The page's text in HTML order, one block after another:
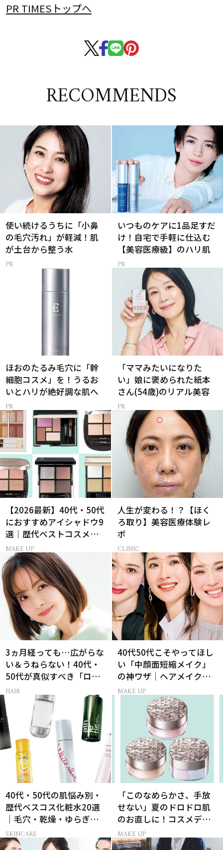
PR TIMESトップへ
RECOMMENDS
使い続けるうちに「小鼻
の毛穴汚れ」が軽減！肌
が土台から整う水
いつものケアに1品足すだ
け！自宅で手軽に仕込む
【美容医療級】のハリ肌
ほおのたるみ毛穴に「幹
細胞コスメ」を！うるお
いとハリが絶好調な肌へ
「ママみたいになりた
い」娘に褒められた紙本
さん(54歳)のリアル美容
【2026最新】40代・50代
におすすめアイシャドウ9
選｜歴代ベストコスメ受
賞まとめ
MAKE UP
人生が変わる！？【ほく
ろ取り】美容医療体験レ
ポ
CLINIC
3ヵ月経っても…広がらな
い＆うねらない！40代・
50代が真似すべき「ロー
レイヤーボブ」
HAIR
40代50代こそやってほし
い「中顔面短縮メイク」
の神ワザ｜ヘアメイク長
井かおりさん直伝
MAKE UP
40代・50代の肌悩み別・
歴代ベスコス化粧水20選
｜毛穴・乾燥・ゆらぎな
ど
SKINCARE
「このなめらかさ、手放
せない」夏のドロドロ肌
のお直しに！コスメデコ
ルテのパウダーが想像以
上に優秀
MAKE UP